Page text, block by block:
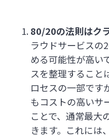
80/20の法則はク
ラウドサービスの
める可能性が高い
スを整理すること
ロセスの一部です
もコストの高いサ
ことで、通常最大
きます。これには